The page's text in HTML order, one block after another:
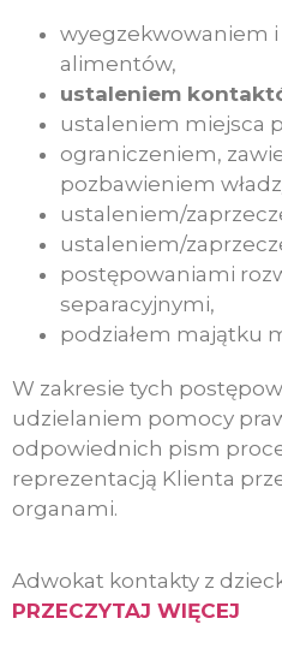
wyegzekwowaniem
alimentów,
ustaleniem
ustaleniem miejsca
ograniczeniem,
pozbawieniem
ustaleniem/
ustaleniem/
postępowaniami
separacyjnymi,
podziałem majątku
W zakresie tych
udzielaniem pomocy
odpowiednich pism
reprezentacją Klienta
organami.
Adwokat kontakty z
PRZECZYTAJ WIĘCEJ